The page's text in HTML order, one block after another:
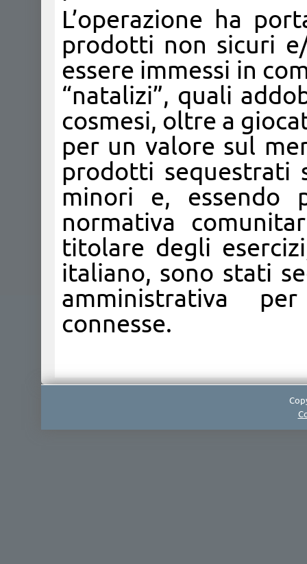
L’operazione ha
prodotti non sicuri
essere immessi in
“natalizi”, quali
cosmesi, oltre a
per un valore sul
prodotti sequestrati
minori e, essendo
normativa
titolare degli
italiano, sono stati
amministrativa
connesse.